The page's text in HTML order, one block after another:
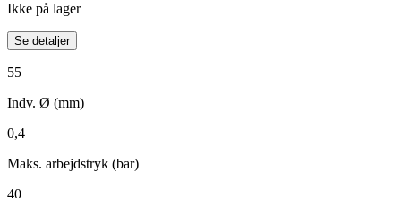
Ikke på lager
Se detaljer
55
Indv. Ø (mm)
0,4
Maks. arbejdstryk (bar)
40